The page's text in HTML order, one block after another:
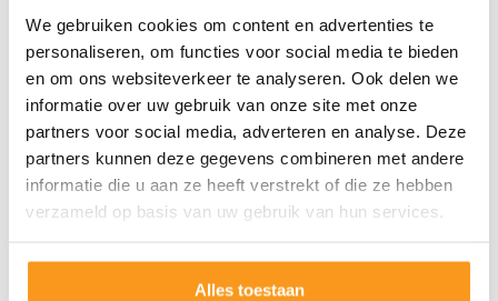
We gebruiken cookies om content en advertenties te
personaliseren, om functies voor social media te bieden
en om ons websiteverkeer te analyseren. Ook delen we
informatie over uw gebruik van onze site met onze
partners voor social media, adverteren en analyse. Deze
partners kunnen deze gegevens combineren met andere
informatie die u aan ze heeft verstrekt of die ze hebben
verzameld op basis van uw gebruik van hun services.
Alles toestaan